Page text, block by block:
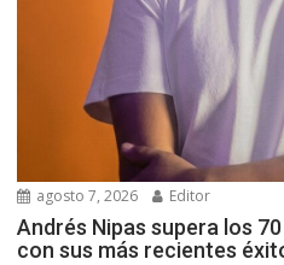
agosto 7, 2026 Editor
Andrés Nipas supera los
con sus más recientes